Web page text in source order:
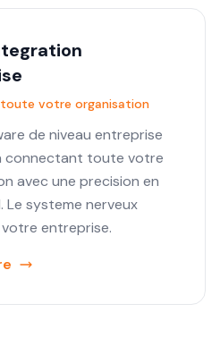
votre organisation
de niveau entreprise
connectant toute votre
avec une precision en
Le systeme nerveux
entreprise.